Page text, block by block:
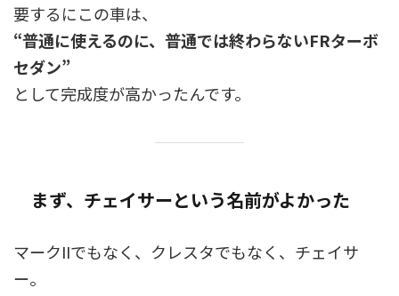
要するにこの車は、
“普通に使えるのに、普通では終わらないFRターボ
セダン”
として完成度が高かったんです。
まず、チェイサーという名前がよかった
マークIIでもなく、クレスタでもなく、チェイサ
ー。